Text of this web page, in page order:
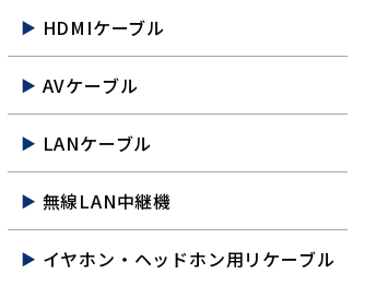
HDMIケーブル
AVケーブル
LANケーブル
無線LAN中継機
イヤホン・ヘッドホン用リケーブル